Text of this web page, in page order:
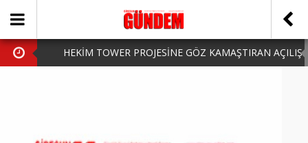
HEKİM TOWER PROJESİNE GÖZ KAMAŞTIRAN AÇILIŞ